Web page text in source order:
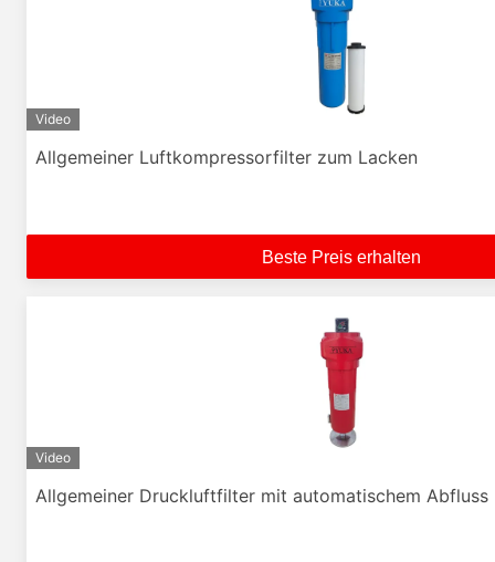
Video
Allgemeiner Luftkompressorfilter zum Lacken
Beste Preis erhalten
Video
Allgemeiner Druckluftfilter mit automatischem Abfluss